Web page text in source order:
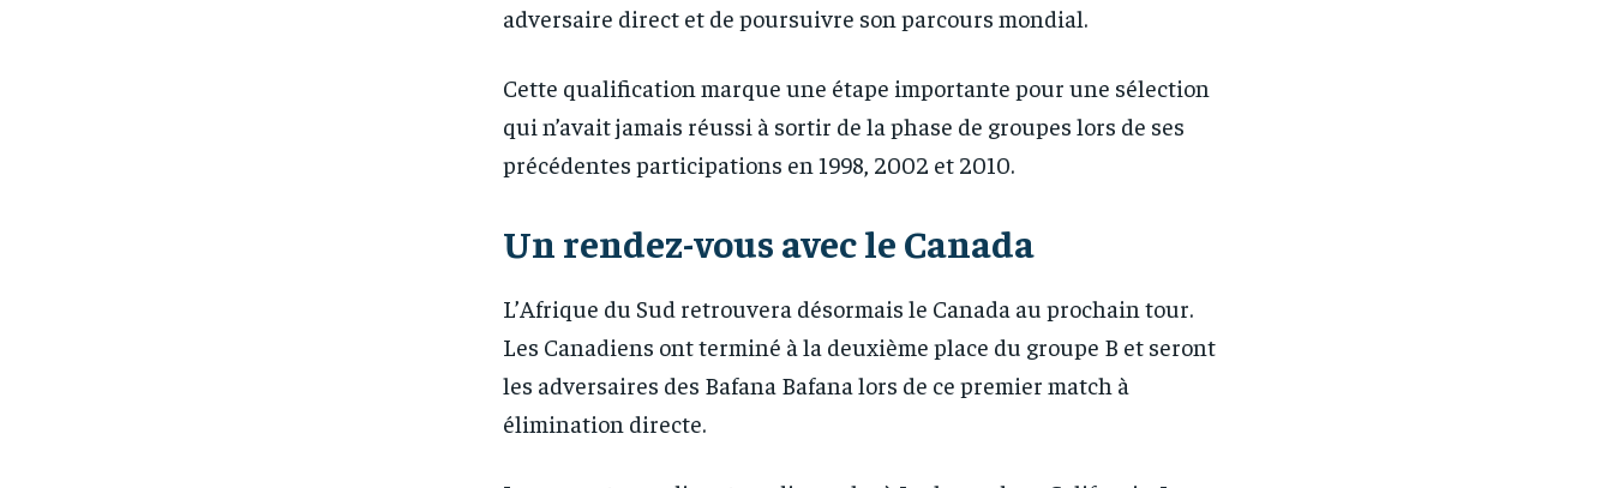
adversaire direct et de poursuivre son parcours mondial.
Cette qualification marque une étape importante pour une sélection
qui n’avait jamais réussi à sortir de la phase de groupes lors de ses
précédentes participations en 1998, 2002 et 2010.
Un rendez-vous avec le Canada
L’Afrique du Sud retrouvera désormais le Canada au prochain tour.
Les Canadiens ont terminé à la deuxième place du groupe B et seront
les adversaires des Bafana Bafana lors de ce premier match à
élimination directe.